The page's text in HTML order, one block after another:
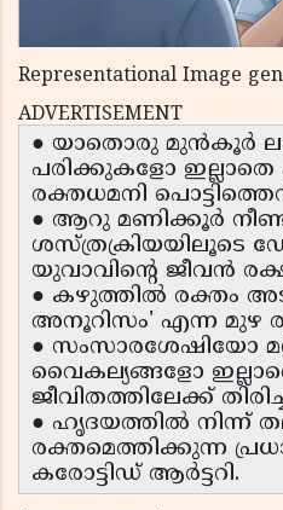
Representational Image
ADVERTISEMENT
● യാതൊരു മുൻകൂർ
പരിക്കുകളോ
രക്തധമനി
● ആറു മണിക്കൂർ നീണ്ട
ശസ്ത്രക്രിയയിലൂടെ
യുവാവിന്റെ ജീവൻ
● കഴുത്തിൽ രക്തം
അനൂറിസം' എന്ന മുഴ
● സംസാരശേഷിയോ
വൈകല്യങ്ങളോ
ജീവിതത്തിലേക്ക്
● ഹൃദയത്തിൽ നിന്ന്
രക്തമെത്തിക്കുന്ന
കരോട്ടിഡ് ആർട്ടറി.